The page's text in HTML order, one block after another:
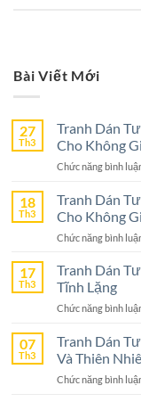
Bài Viết Mới
27
Th3
Tranh Dán
Cho Không
Chức năng bình
18
Th3
Tranh Dán
Cho Không
Chức năng bình
17
Th3
Tranh Dán
Tĩnh Lặng
Chức năng bình
07
Th3
Tranh Dán
Và Thiên
Chức năng bình